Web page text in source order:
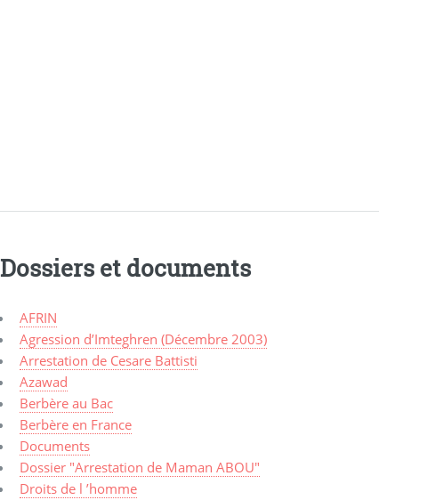
Dossiers et documents
AFRIN
Agression d’Imteghren (Décembre 2003)
Arrestation de Cesare Battisti
Azawad
Berbère au Bac
Berbère en France
Documents
Dossier "Arrestation de Maman ABOU"
Droits de l ’homme